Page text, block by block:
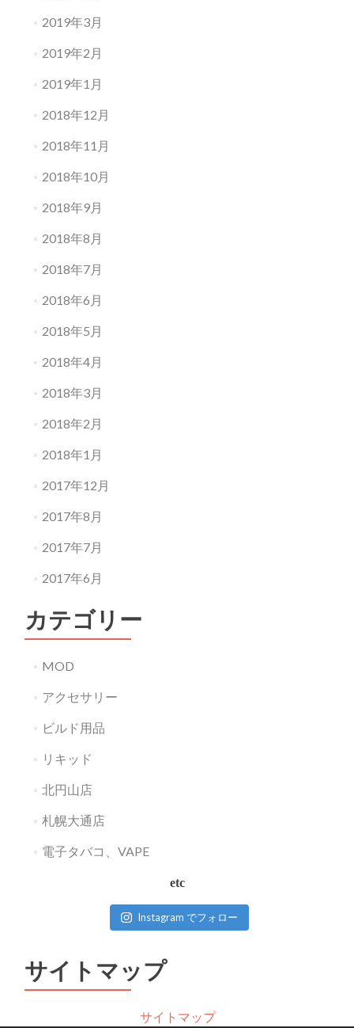
2019年3月
2019年2月
2019年1月
2018年12月
2018年11月
2018年10月
2018年9月
2018年8月
2018年7月
2018年6月
2018年5月
2018年4月
2018年3月
2018年2月
2018年1月
2017年12月
2017年8月
2017年7月
2017年6月
カテゴリー
MOD
アクセサリー
ビルド用品
リキッド
北円山店
札幌大通店
電子タバコ、VAPE
etc
Instagram でフォロー
サイトマップ
サイトマップ